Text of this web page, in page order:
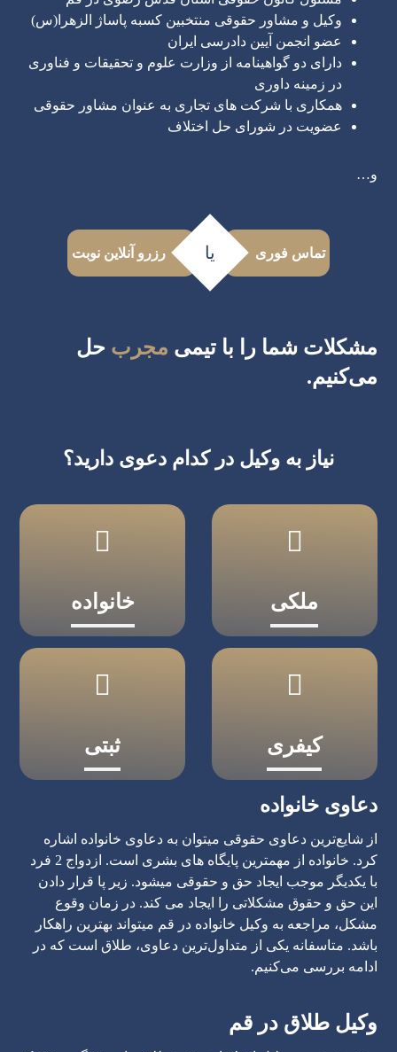
وکیل و مشاور حقوقی منتخبین کسبه پاساژ الزهرا(س)
عضو انجمن آیین دادرسی ایران
دارای دو گواهینامه از وزارت علوم و تحقیقات و فناوری
در زمینه داوری
همکاری با شرکت های تجاری به عنوان مشاور حقوقی
عضویت در شورای حل اختلاف
و…
تماس فوری یا ‌ رزرو آنلاین نوبت
وکیل پایه یک دادگستری
مشکلات شما را با تیمی مجرب حل
می‌کنیم.
نیاز به وکیل در کدام دعوی دارید؟
خانواده ملکی
ثبتی کیفری
دعاوی خانواده
از شایع‌ترین دعاوی حقوقی میتوان به دعاوی خانواده اشاره
کرد. خانواده از مهمترین پایگاه های بشری است. ازدواج 2 فرد
با یکدیگر موجب ایجاد حق و حقوقی میشود. زیر پا قرار دادن
این حق و حقوق مشکلاتی را ایجاد می کند. در زمان وقوع
مشکل، مراجعه به وکیل خانواده در قم میتواند بهترین راهکار
باشد. متاسفانه یکی از متداول‌ترین دعاوی، طلاق است که در
ادامه بررسی می‌کنیم.
وکیل طلاق در قم